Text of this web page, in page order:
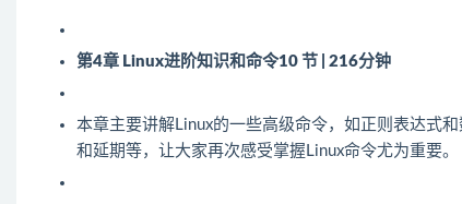
第4章 Linux进阶知识和命令10 节 | 216分钟
本章主要讲解Linux的一些高级命令，如正则表达式
和延期等，让大家再次感受掌握Linux命令尤为重要。